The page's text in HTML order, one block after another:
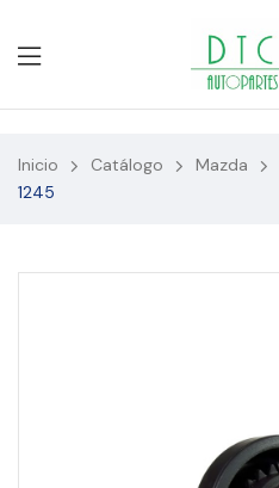
Inicio Catálogo Mazda
1245